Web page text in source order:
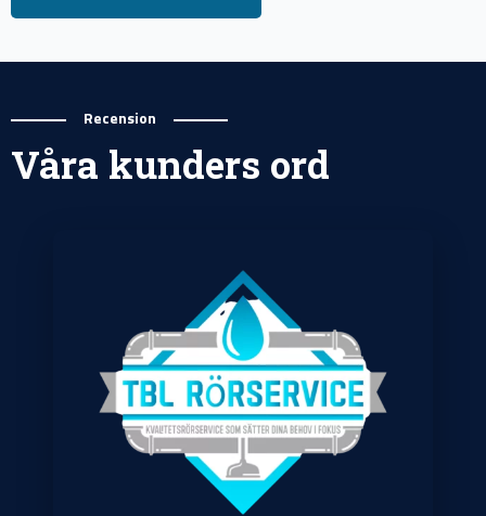
Recension
Våra kunders ord